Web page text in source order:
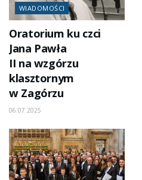
WIADOMOŚCI
Oratorium ku czci
Jana Pawła
II na wzgórzu
klasztornym
w Zagórzu
06.07.2025